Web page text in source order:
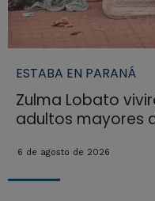
ESTABA EN PARANÁ
Zulma Lobato
adultos mayores
6 de agosto de 2026